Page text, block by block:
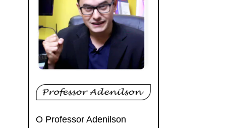
O Professor Adenilson